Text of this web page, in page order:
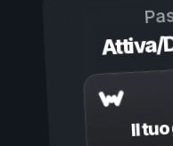
Attiva/
Il